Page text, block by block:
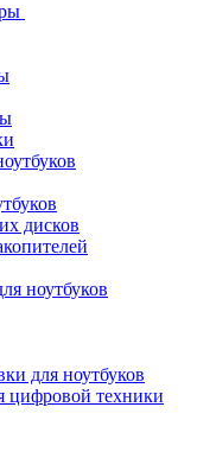
дисков
ноутбуков
для ноутбуков
цифровой техники